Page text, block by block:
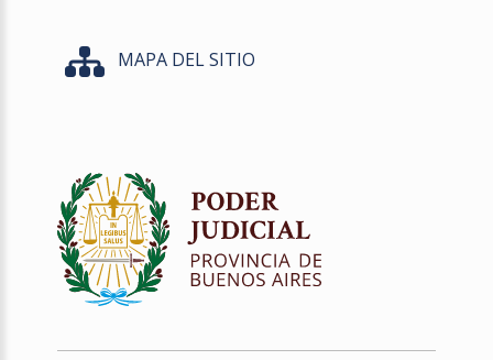
MAPA DEL SITIO